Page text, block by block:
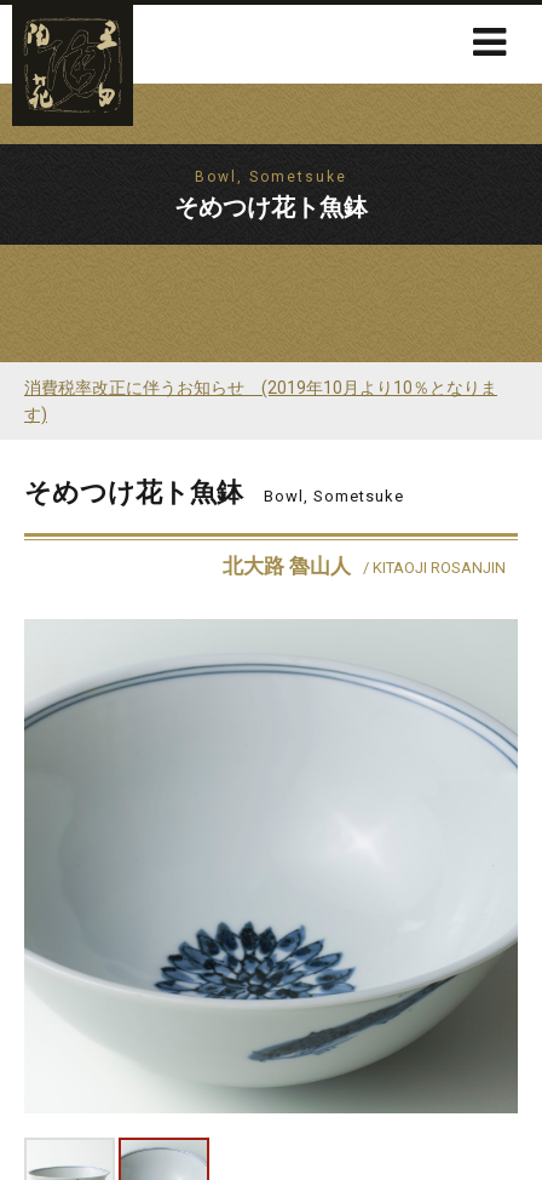
Bowl, Sometsuke
そめつけ花ト魚鉢
消費税率改正に伴うお知らせ (2019年10月より10％となりま
す)
そめつけ花ト魚鉢 Bowl, Sometsuke
北大路 魯山人 / KITAOJI ROSANJIN